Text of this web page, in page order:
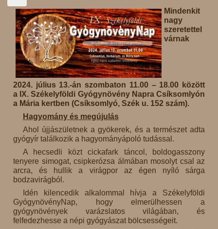
Mindenkit
nagy
szeretettel
várnak
2024. július 13.-án szombaton 11.00 – 18.00 között
a IX. Székelyföldi Gyógynövény Napra Csíksomlyón
a Mária kertben (Csíksomlyó, Szék u. 152 szám).
Hagyomány és megújulás
Ahol újjászületnek a gyökerek, és a természet adta
gyógyír találkozik a hagyományápoló tudással.
A hecsedli közt cickafark táncol, boldogasszony
tenyere simogat, csipkerózsa álmában mosolyt csal az
arcra, és hullik a virágpor az égen nyíló sárga
bodzavirágból.
Idén kilencedik alkalommal hívja a Székelyföldi
GyógynövényNap, hogy elmerülhessen a
gyógynövények varázslatos világában, és
felfedezhesse a népi gyógyászat bölcsességeit.